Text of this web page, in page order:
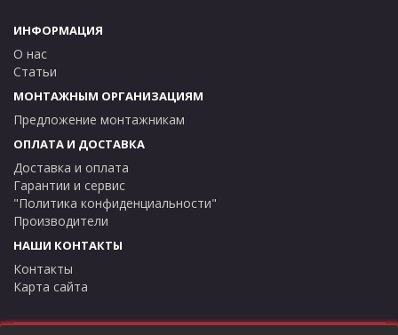
ИНФОРМАЦИЯ
О нас
Статьи
МОНТАЖНЫМ ОРГАНИЗАЦИЯМ
Предложение монтажникам
ОПЛАТА И ДОСТАВКА
Доставка и оплата
Гарантии и сервис
"Политика конфиденциальности"
Производители
НАШИ КОНТАКТЫ
Контакты
Карта сайта